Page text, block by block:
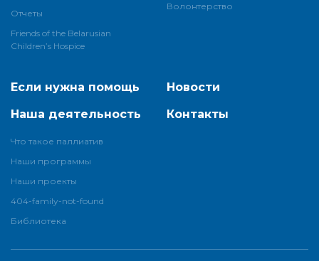
Отчеты
Friends of the Belarusian
Children’s Hospice
Волонтерство
Если нужна помощь
Наша деятельность
Что такое паллиатив
Наши программы
Наши проекты
404-family-not-found
Библиотека
Новости
Контакты